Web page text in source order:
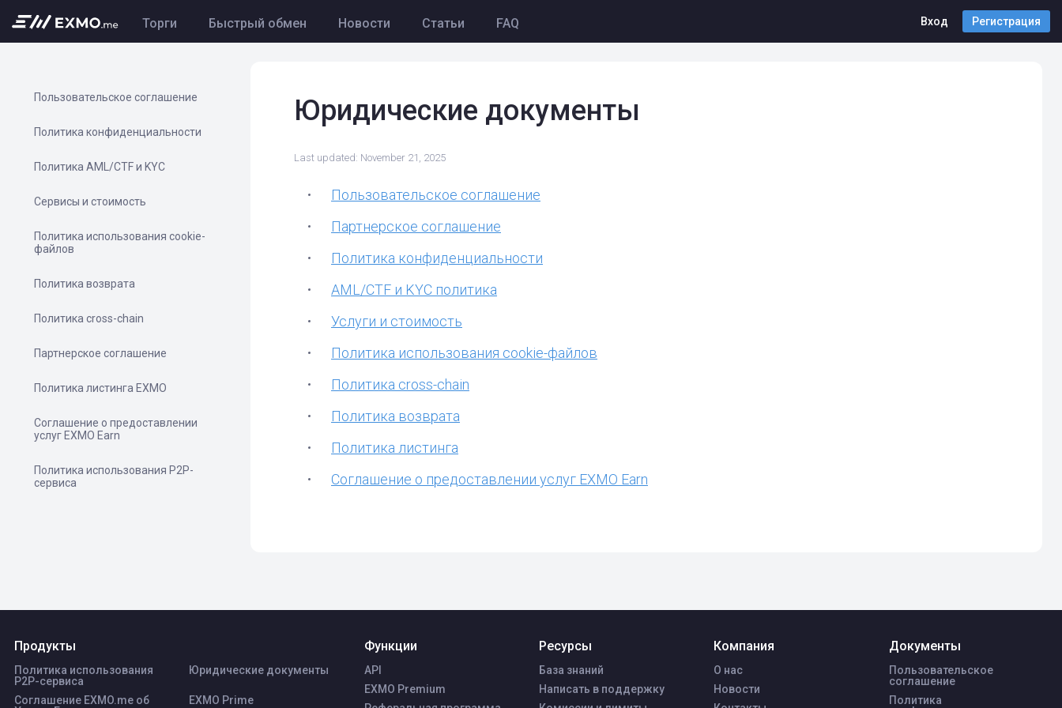
Торги Быстрый обмен Новости Статьи FAQ Вход Регистрация
Пользовательское соглашение
Политика конфиденциальности
Политика AML/CTF и KYC
Сервисы и стоимость
Политика использования cookie-
файлов
Политика возврата
Политика cross-chain
Партнерское соглашение
Политика листинга ЕХМО
Соглашение о предоставлении
услуг EXMO Earn
Политика использования P2P-
сервиса
Юридические документы
Last updated: November 21, 2025
Пользовательское соглашение
Партнерское соглашение
Политика конфиденциальности
AML/CTF и KYC политика
Услуги и стоимость
Политика использования cookie-файлов
Политика cross-chain
Политика возврата
Политика листинга
Соглашение о предоставлении услуг EXMO Earn
Продукты
Политика использования
P2P-сервиса
Юридические документы
Соглашение EXMO.me об
EXMO Prime
Функции
API
EXMO Premium
Ресурсы
База знаний
Написать в поддержку
Компания
О нас
Новости
Документы
Пользовательское
соглашение
Политика